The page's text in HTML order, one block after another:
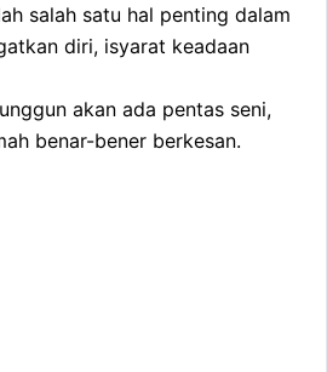
salah satu hal penting dalam
diri, isyarat keadaan
akan ada pentas seni,
benar-bener berkesan.